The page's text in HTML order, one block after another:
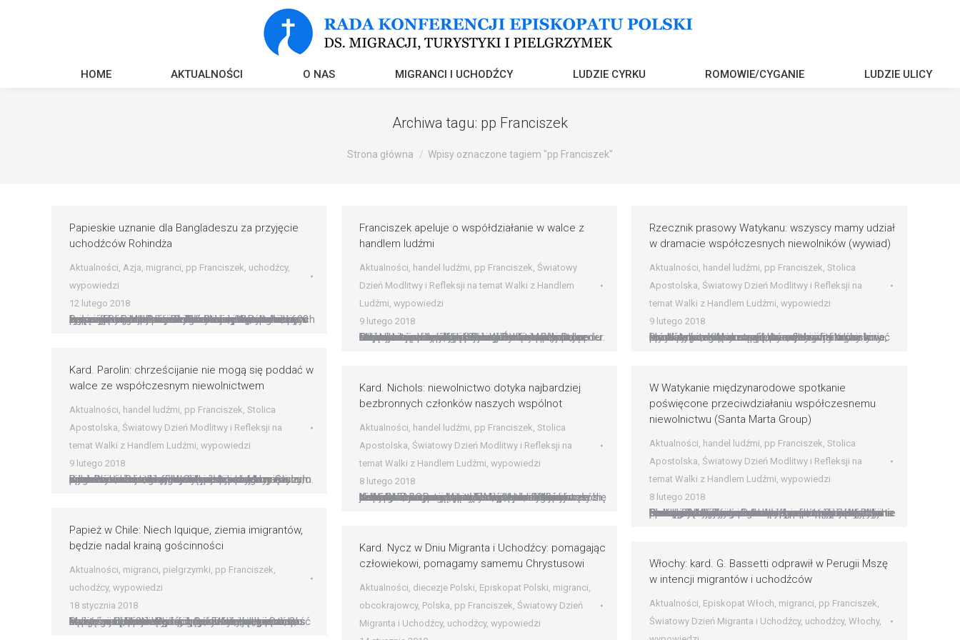
HOME AKTUALNOŚCI O NAS MIGRANCI I UCHODŹCY LUDZIE CYRKU ROMOWIE/CYGANIE LUDZIE ULICY
Archiwa tagu: pp Franciszek
Strona główna Wpisy oznaczone tagiem "pp Franciszek"
Papieskie uznanie dla Bangladeszu za przyjęcie
uchodźców Rohindża
Aktualności, Azja, migranci, pp Franciszek, uchodźcy,
wypowiedzi
12 lutego 2018
Papież Franciszek wyraził uznanie dla Bangladeszu za przyjęcie uchodźców Rohindża, prześladowanych w sąsiedniej Mjanmie. Schroniło się tam ponad 600 tys. członków tej muzułmańskiej mniejszości, żyjącej w stanie Rakhine. Słowa uznania zawiera komunikat Biura Prasowego Stolicy Apostolskiej, ogłoszony po dzisiejszej wizycie w Watykanie pani premier Bangladeszu Sheikh Hasiny. Spotkała się ona najpierw z papieżem Franciszkiem, a…
Franciszek apeluje o współdziałanie w walce z
handlem ludźmi
Aktualności, handel ludźmi, pp Franciszek, Światowy
Dzień Modlitwy i Refleksji na temat Walki z Handlem
Ludźmi, wypowiedzi
9 lutego 2018
O konkretne współdziałanie w walce z handlem ludźmi zaapelował dziś Ojciec Święty przyjmując uczestników obradującej w Watykanie 5. Międzynarodowej Konferencji Santa Marta Group. Przedstawiciele ponad 30 krajów: biskupi, funkcjonariusze służb i członkowie wspólnot, rozmawiają o tym, jak pomagać ofiarom handlu ludźmi i uwrażliwiać społeczeństwo na ten proceder. Oto tekst papieskiego przemówienia w tłumaczeniu na język…
Rzecznik prasowy Watykanu: wszyscy mamy udział
w dramacie współczesnych niewolników (wywiad)
Aktualności, handel ludźmi, pp Franciszek, Stolica
Apostolska, Światowy Dzień Modlitwy i Refleksji na
temat Walki z Handlem Ludźmi, wypowiedzi
9 lutego 2018
Dramatyczne losy współczesnych ofiar to historie, które powinny poruszać, które powinny wywoływać łzy. Nie dlatego, że są rzewne, niczym filmy w kinie, ale dlatego, że zmuszają do refleksji: ja także przyczyniam się do tego dramatu i w taki czy inny sposób, pozwalam na to, by on trwał – mówi w rozmowie z KAI rzecznik prasowy…
Kard. Parolin: chrześcijanie nie mogą się poddać w
walce ze współczesnym niewolnictwem
Aktualności, handel ludźmi, pp Franciszek, Stolica
Apostolska, Światowy Dzień Modlitwy i Refleksji na
temat Walki z Handlem Ludźmi, wypowiedzi
9 lutego 2018
Jako chrześcijanie nigdy się nie poddajemy niezależnie od tego, jak wielkie stoi przed nami wyzwanie, bo wiemy, że Chrystus przezwyciężył zło. Bóg wzywa nas do troski o najsłabszych w naszym społeczeństwie, o ofiary współczesnego niewolnictwa – mówił watykański sekretarz Stanu, kard. Pietro Parolin w homilii podczas Mszy św. z udziałem uczestników konferencji o przeciwdziałaniu handlowi…
Kard. Nichols: niewolnictwo dotyka najbardziej
bezbronnych członków naszych wspólnot
Aktualności, handel ludźmi, pp Franciszek, Stolica
Apostolska, Światowy Dzień Modlitwy i Refleksji na
temat Walki z Handlem Ludźmi, wypowiedzi
8 lutego 2018
Niewolnictwo wciąż dotyka najbardziej bezbronnych członków naszego społeczeństwa, a najnowsze dane ONZ sugerują, że obecnie ponad 40 mln osób jest jego ofiarami – przypomniał kard. Vincent Nichols na rozpoczęcie 5. Międzynarodowej Konferencji Santa Marta Group, która rozpoczęła się w Watykanie. Przedstawiciele ponad 30 krajów: biskupi, funkcjonariusze służb i członkowie wspólnot, rozmawiają o tym, jak pomagać…
W Watykanie międzynarodowe spotkanie
poświęcone przeciwdziałaniu współczesnemu
niewolnictwu (Santa Marta Group)
Aktualności, handel ludźmi, pp Franciszek, Stolica
Apostolska, Światowy Dzień Modlitwy i Refleksji na
temat Walki z Handlem Ludźmi, wypowiedzi
8 lutego 2018
Biskupi, funkcjonariusze służb przeciwdziałających handlowi ludźmi i członkowie wspólnot pomagających jego ofiarom rozpoczynają w Rzymie obrady 5. Międzynarodowej Konferencji Santa Marta Group – inicjatywy powołanej przez papieża Franciszka na rzecz zwalczania współczesnych form niewolnictwa. Polskę reprezentują w Watykanie bp Krzysztof Zadarko oraz przedstawiciele policji. Podczas dwudniowego spotkania, reprezentanci ponad 30 krajów świata: delegaci konferencji biskupich,…
Papież w Chile: Niech Iquique, ziemia imigrantów,
będzie nadal krainą gościnności
Aktualności, migranci, pielgrzymki, pp Franciszek,
uchodźcy, wypowiedzi
18 stycznia 2018
Papież w Chile: Niech Iquique, ziemia imigrantów, będzie nadal krainą gościnności Niech Iquique, ?kraina marzeń? i ziemia imigrantów, będzie nadal krainą gościnności – zachęcił Franciszek podczas Mszy św. o Matce Bożej z Góry Karmel na Campo Lobito w Iquique. Wyjaśnił, że chodzi o „gościnność świąteczną, ponieważ dobrze wiemy, że nie ma chrześcijańskiej radości, gdy zamykają…
Kard. Nycz w Dniu Migranta i Uchodźcy: pomagając
człowiekowi, pomagamy samemu Chrystusowi
Aktualności, diecezje Polski, Episkopat Polski, migranci,
obcokrajowcy, Polska, pp Franciszek, Światowy Dzień
Migranta i Uchodźcy, uchodźcy, wypowiedzi
Włochy: kard. G. Bassetti odprawił w Perugii Mszę
w intencji migrantów i uchodźców
Aktualności, Episkopat Włoch, migranci, pp Franciszek,
Światowy Dzień Migranta i Uchodźcy, uchodźcy, Włochy,